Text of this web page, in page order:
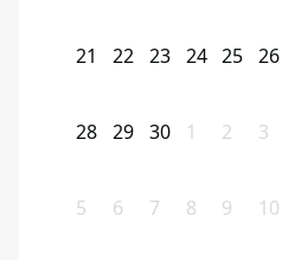
21 22 23 24 25 26
28 29 30 1 2 3
5 6 7 8 9 10